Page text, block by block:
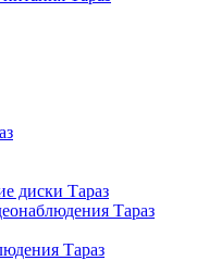
диски Тараз
Тараз
Тараз